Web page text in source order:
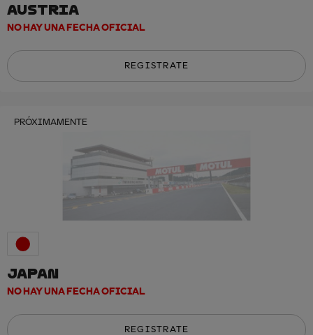
AUSTRIA
NO HAY UNA FECHA OFICIAL
REGISTRATE
PRÓXIMAMENTE
JAPAN
NO HAY UNA FECHA OFICIAL
REGISTRATE